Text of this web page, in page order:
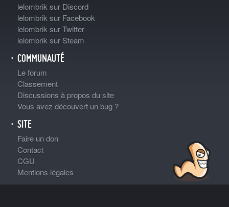
lelombrik sur Discord
lelombrik sur Facebook
lelombrik sur Twitter
lelombrik sur Steam
COMMUNAUTÉ
Le forum
Classement
Discussions à propos du site
Vous avez découvert un bug ?
SITE
Faire un don
Contact
CGU
Mentions légales